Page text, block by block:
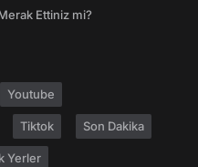
Ettiniz mi?
Youtube
Tiktok Son Dakika
Yerler